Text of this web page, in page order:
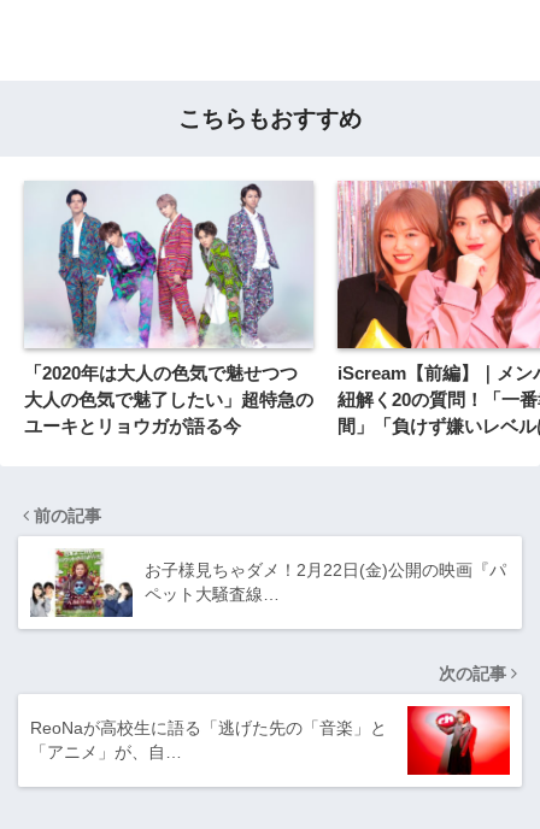
こちらもおすすめ
「2020年は大人の色気で魅せつつ
大人の色気で魅了したい」超特急の
ユーキとリョウガが語る今
iScream【前編】｜メン
紐解く20の質問！「一
間」「負けず嫌いレベ
前の記事
お子様見ちゃダメ！2月22日(金)公開の映画『パ
ペット大騒査線…
次の記事
ReoNaが高校生に語る「逃げた先の「音楽」と
「アニメ」が、自…